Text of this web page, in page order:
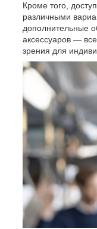
Кроме того,
различными
дополнительные
аксессуаров —
зрения для